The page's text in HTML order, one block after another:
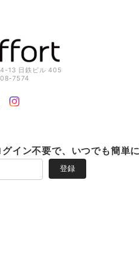
13 日鉄ビル 405
7574
イン不要で、いつでも簡単
登録